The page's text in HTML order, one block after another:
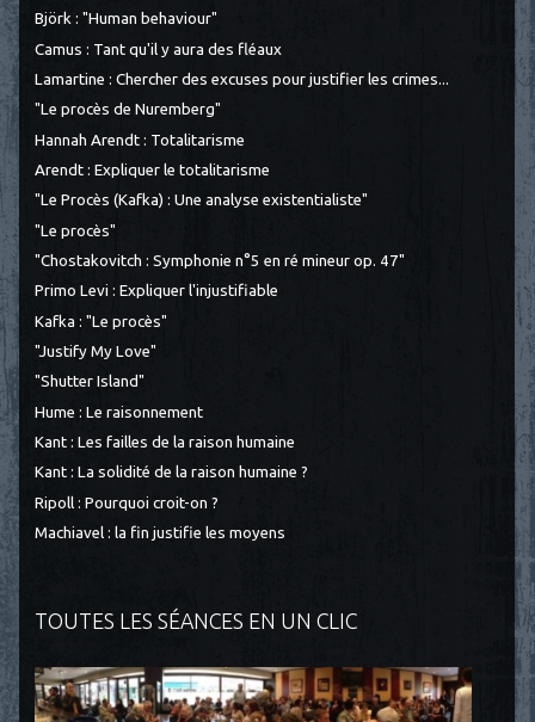
Björk : "Human behaviour"
Camus : Tant qu'il y aura des fléaux
Lamartine : Chercher des excuses pour justifier les crimes...
"Le procès de Nuremberg"
Hannah Arendt : Totalitarisme
Arendt : Expliquer le totalitarisme
"Le Procès (Kafka) : Une analyse existentialiste"
"Le procès"
"Chostakovitch : Symphonie n°5 en ré mineur op. 47"
Primo Levi : Expliquer l'injustifiable
Kafka : "Le procès"
"Justify My Love"
"Shutter Island"
Hume : Le raisonnement
Kant : Les failles de la raison humaine
Kant : La solidité de la raison humaine ?
Ripoll : Pourquoi croit-on ?
Machiavel : la fin justifie les moyens
TOUTES LES SÉANCES EN UN CLIC